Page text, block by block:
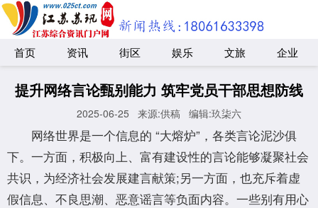
首页 资讯 街区 娱乐 文旅 企业
提升网络言论甄别能力 筑牢党员干部思想防线
2025-06-25 来源:供稿 编辑:玖柒六
网络世界是一个信息的 “大熔炉”，各类言论泥沙俱
下。一方面，积极向上、富有建设性的言论能够凝聚社会
共识，为经济社会发展建言献策;另一方面，也充斥着虚
假信息、不良思潮、恶意谣言等负面内容。一些别有用心